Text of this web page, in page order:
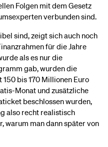
Folgen mit dem Gesetz
verbunden sind.
sind, zeigt sich auch noch
für die Jahre
als es nur die
gab, wurden die
bis 170 Millionen Euro
Monat und zusätzliche
beschlossen wurden,
also recht realistisch
warum man dann später von